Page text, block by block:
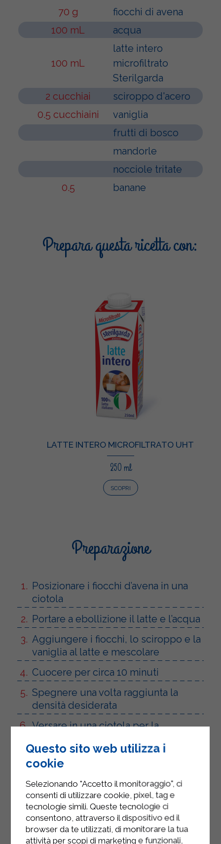
70 g
fiocchi di avena
100 mL
acqua
100 mL
latte intero
microfiltrato
Sterilgarda
2 cucchiai
sciroppo d'acero
0.5 cucchiaini
vaniglia
frutti di bosco
mandorle
nocciole tritate
0.5
banane
Prepara questa ricetta con:
LATTE INTERO MICROFILTRATO UHT
250 ml
SCOPRI
Preparazione
Posizionare i fiocchi d’avena in una
ciotola
Portare a ebollizione il latte e l’acqua
Aggiungere i fiocchi, lo sciroppo e la
vaniglia al latte e mescolare
Cuocere per circa 10 minuti
Spegnere una volta raggiunta la
densità desiderata
Versare in una ciotola per la
Aggiungere la frutta e servire il
porridge
Questo sito web utilizza i
cookie
Selezionando "Accetto il monitoraggio", ci
consenti di utilizzare cookie, pixel, tag e
tecnologie simili. Queste tecnologie ci
consentono, attraverso il dispositivo ed il
browser da te utilizzati, di monitorare la tua
attività per scopi di marketing e funzionali,